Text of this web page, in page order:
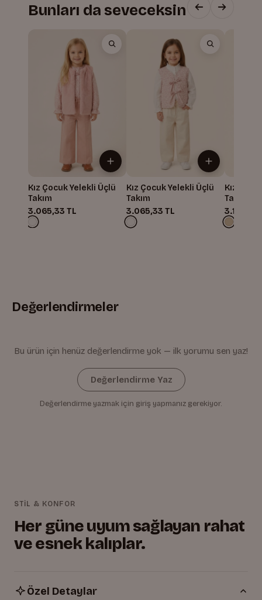
Bunları da seveceksin
Kız Çocuk Yelekli Üçlü
Takım
3.065,33 TL
Kız Çocuk Yelekli Üçlü
Takım
3.065,33 TL
Kız
Takım
3.198,67
Değerlendirmeler
Bu ürün için henüz değerlendirme yok — ilk yorumu sen yaz!
Değerlendirme Yaz
Değerlendirme yazmak için giriş yapmanız gerekiyor.
STİL & KONFOR
Her güne uyum sağlayan rahat
ve esnek kalıplar.
Özel Detaylar